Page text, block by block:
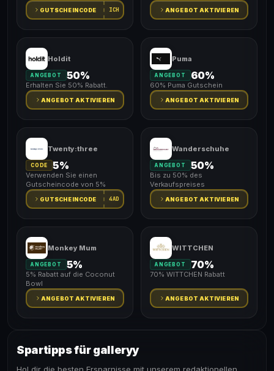
GUTSCHEINCODE ICH ANGEBOT AKTIVIEREN
Holdit
ANGEBOT 50%
Erhalten Sie 50% Rabatt.
ANGEBOT AKTIVIEREN
Puma
ANGEBOT 60%
60% Puma Gutschein
ANGEBOT AKTIVIEREN
Twenty:three
CODE 5%
Verwenden Sie einen
Gutscheincode von 5%
GUTSCHEINCODE 4AD
Wanderschuhe
ANGEBOT 50%
Bis zu 50% des
Verkaufspreises
ANGEBOT AKTIVIEREN
Monkey Mum
ANGEBOT 5%
5% Rabatt auf die Coconut
Bowl
ANGEBOT AKTIVIEREN
WITTCHEN
ANGEBOT 70%
70% WITTCHEN Rabatt
ANGEBOT AKTIVIEREN
Spartipps für galleryy